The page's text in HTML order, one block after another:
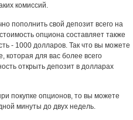
комиссий.
пополнить свой депозит всего на
опциона составляет также
- 1000 долларов. Так что вы можете
которая для вас более всего
открыть депозит в долларах
покупке опционов, то вы можете
минуты до двух недель.